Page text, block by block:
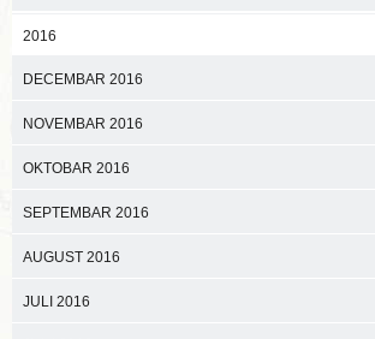
2016
DECEMBAR 2016
NOVEMBAR 2016
OKTOBAR 2016
SEPTEMBAR 2016
AUGUST 2016
JULI 2016